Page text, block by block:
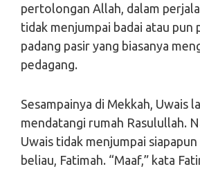
pertolongan Allah, dalam
tidak menjumpai badai atau pun
padang pasir yang biasanya
pedagang.
Sesampainya di Mekkah, Uwais
mendatangi rumah Rasulullah.
Uwais tidak menjumpai
beliau, Fatimah. “Maaf,” kata